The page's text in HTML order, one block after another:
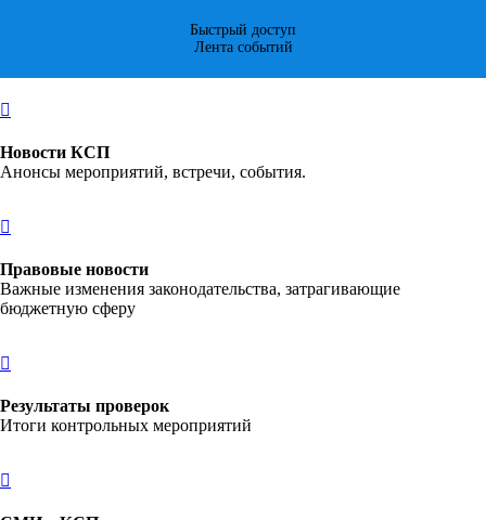
Быстрый доступ
Лента событий
Новости КСП
Анонсы мероприятий, встречи, события.
Правовые новости
Важные изменения законодательства, затрагивающие
бюджетную сферу
Результаты проверок
Итоги контрольных мероприятий